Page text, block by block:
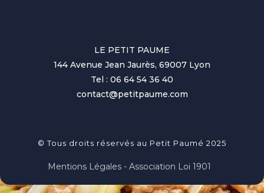
LE PETIT PAUME
144 Avenue Jean Jaurès, 69007 Lyon
Tel : 06 64 54 36 40
contact@petitpaume.com
© Tous droits réservés au Petit Paumé 2025
Mentions Légales - Association Loi 1901